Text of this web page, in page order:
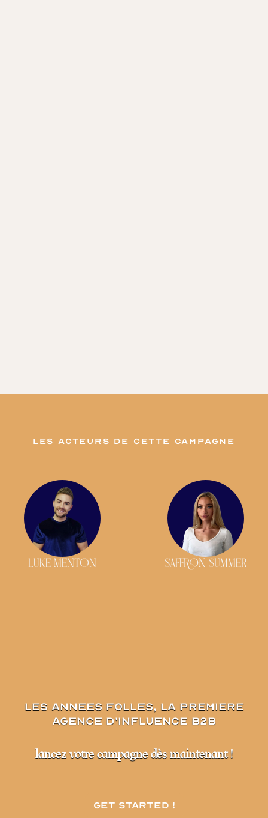
les acteurs de cette campagne
LUKE MENTON SAFFRON SUMMER
les annees folles, la premiere
agence d'influence B2B
lancez votre campagne dès maintenant !
Get started !